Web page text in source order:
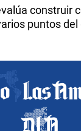
construir
puntos